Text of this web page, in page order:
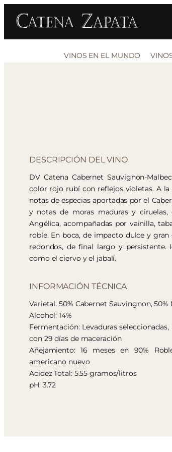
VINOS EN EL MUNDO
DESCRIPCIÓN DEL VINO
DV Catena Cabernet Sauvignon-
color rojo rubí con reflejos violetas. A
notas de especias aportadas por el
y notas de moras maduras y
Angélica, acompañadas por vainilla,
roble. En boca, de impacto dulce y
redondos, de final largo y persistente.
como el ciervo y el jabalí.
INFORMACIÓN TÉCNICA
Varietal: 50% Cabernet Sauvingnon, 50%
Alcohol: 14%
Fermentación: Levaduras
con 29 días de maceración
Añejamiento: 16 meses en 90%
americano nuevo
Acidez Total: 5.55 gramos/litros
pH: 3.72